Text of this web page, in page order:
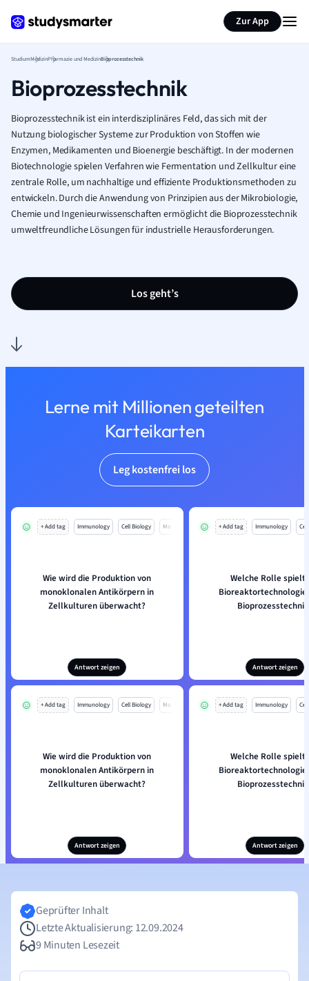
Zur App
StudiumMedizinPharmazie und MedizinBioprozesstechnik
Bioprozesstechnik
Bioprozesstechnik ist ein interdisziplinäres Feld, das sich mit der
Nutzung biologischer Systeme zur Produktion von Stoffen wie
Enzymen, Medikamenten und Bioenergie beschäftigt. In der modernen
Biotechnologie spielen Verfahren wie Fermentation und Zellkultur eine
zentrale Rolle, um nachhaltige und effiziente Produktionsmethoden zu
entwickeln. Durch die Anwendung von Prinzipien aus der Mikrobiologie,
Chemie und Ingenieurwissenschaften ermöglicht die Bioprozesstechnik
umweltfreundliche Lösungen für industrielle Herausforderungen.
Los geht’s
Lerne mit Millionen geteilten
Karteikarten
Leg kostenfrei los
+ Add tag Immunology Cell Biology Mo
Wie wird die Produktion von
monoklonalen Antikörpern in
Zellkulturen überwacht?
Antwort zeigen
+ Add tag Immunology
Welche Rolle spielt
Bioreaktortechnologie
Antwort zeigen
+ Add tag Immunology Cell Biology Mo
Wie wird die Produktion von
monoklonalen Antikörpern in
Zellkulturen überwacht?
Antwort zeigen
+ Add tag Immunology
Welche Rolle spielt
Bioreaktortechnologie
Antwort zeigen
Geprüfter Inhalt
Letzte Aktualisierung: 12.09.2024
9 Minuten Lesezeit